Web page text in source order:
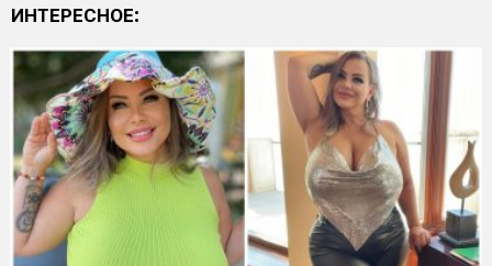
ИНТЕРЕСНОЕ: